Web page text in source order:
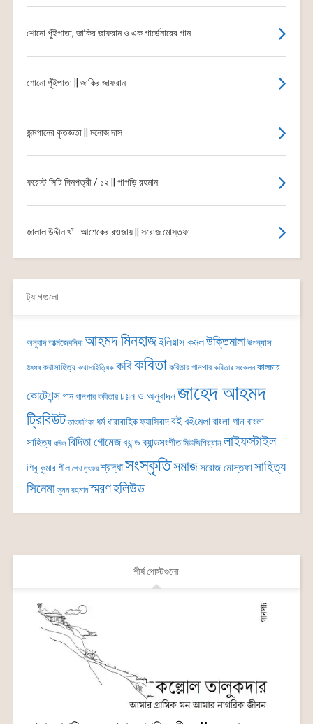
শোনো পুঁইপাতা, জাকির জাফরান ও এক গার্ডেনারের গান
শোনো পুঁইপাতা || জাকির জাফরান
জন্মগানের কৃতজ্ঞতা || মনোজ দাস
ফরেস্ট সিটি দিনপত্রী / ১২ || পাপড়ি রহমান
জালাল উদ্দীন খাঁ : আশেকের রওজায় || সরোজ মোস্তফা
ট্যাগগুলো
অনুবাদ আত্মজৈবনিক আহমদ মিনহাজইলিয়াস কমলউক্তিমালা উপন্যাস
উৎসব কথাসাহিত্য কথাসাহিত্যিক কবিকবিতা কবিতার গানপার কবিতার সংকলন কালচার
কোটেশন্সগান গানপার কবিতার চয়ন ও অনুবাদনজাহেদ আহমদ
ট্রিবিউট তাৎক্ষণিকা ধর্ম ধারাবাহিকফ্যাসিবাদবইবইমেলাবাংলা গানবাংলা
সাহিত্য বাউল বিদিতা গোমেজব্যান্ডব্যান্ডসংগীত মিউজিশিয়্যান লাইফস্টাইল
শিবু কুমার শীল শেখ লুৎফর শ্রদ্ধাসংস্কৃতিসমাজসরোজ মোস্তফাসাহিত্য
সিনেমা সুমন রহমান স্মরণহলিউড
শীর্ষ পোস্টগুলো